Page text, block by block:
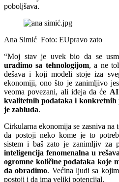
poboljšava.
Ana Simić Foto: EUpravo zato
“Moj stav je uvek bio da se
uradimo sa tehnologijom, a ne
dešava i koji modeli stoje iza
ekonomiji, ono što je zanimljivo
veoma povezani, ali ideja da će AI
kvalitetnih podataka i konkretnih
je zabluda.
Cirkularna ekonomija se zasniva na
da postoji neko kome je to
sistem i baš zato je zanimljiv za
inteligencija fenomenalna u
ogromne količine podataka koje
da obradimo. Većina ljudi sa
postoji i da ima veliki potencijal.